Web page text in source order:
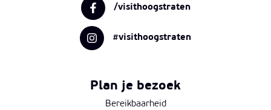
/visithoogstraten
#visithoogstraten
Plan je bezoek
Bereikbaarheid